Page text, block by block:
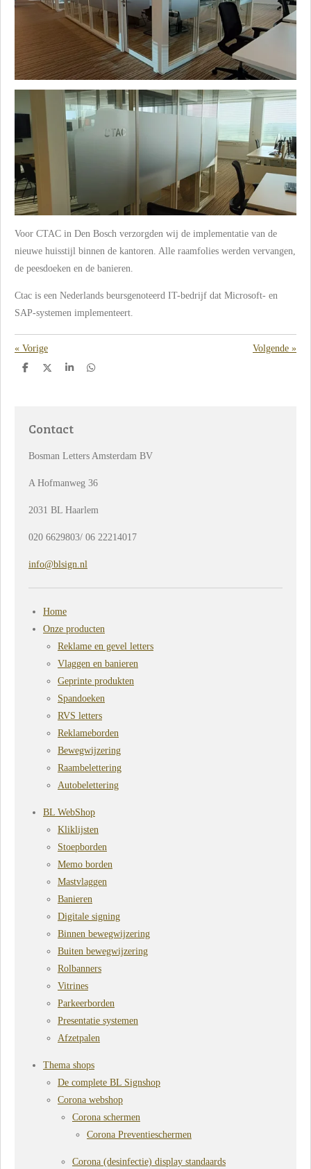
Voor CTAC in Den Bosch verzorgden wij de implementatie van de
nieuwe huisstijl binnen de kantoren. Alle raamfolies werden vervangen,
de peesdoeken en de banieren.
Ctac is een Nederlands beursgenoteerd IT-bedrijf dat Microsoft- en
SAP-systemen implementeert.
« Vorige Volgende »
D
D
S
D
Contact
Bosman Letters Amsterdam BV
A Hofmanweg 36
2031 BL Haarlem
020 6629803/ 06 22214017
info@blsign.nl
Home
Onze producten
Reklame en gevel letters
Vlaggen en banieren
Geprinte produkten
Spandoeken
RVS letters
Reklameborden
Bewegwijzering
Raambelettering
Autobelettering
BL WebShop
Kliklijsten
Stoepborden
Memo borden
Mastvlaggen
Banieren
Digitale signing
Binnen bewegwijzering
Buiten bewegwijzering
Rolbanners
Vitrines
Parkeerborden
Presentatie systemen
Afzetpalen
Thema shops
De complete BL Signshop
Corona webshop
Corona schermen
Corona Preventieschermen
Corona (desinfectie) display standaards